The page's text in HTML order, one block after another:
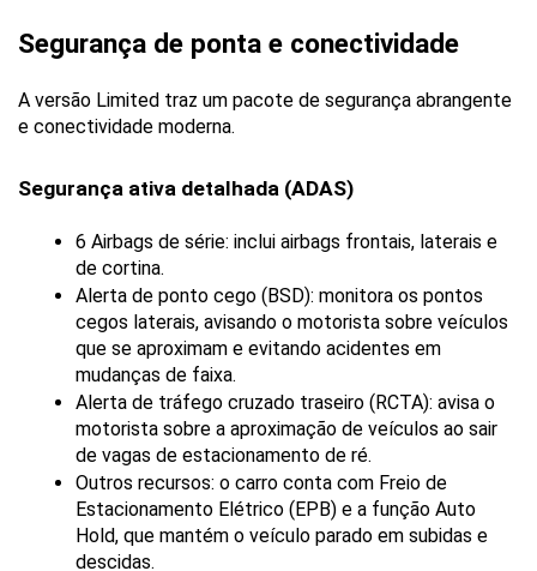
Segurança de ponta e conectividade
A versão Limited traz um pacote de segurança abrangente
e conectividade moderna.
Segurança ativa detalhada (ADAS)
6 Airbags de série: inclui airbags frontais, laterais e
de cortina.
Alerta de ponto cego (BSD): monitora os pontos
cegos laterais, avisando o motorista sobre veículos
que se aproximam e evitando acidentes em
mudanças de faixa.
Alerta de tráfego cruzado traseiro (RCTA): avisa o
motorista sobre a aproximação de veículos ao sair
de vagas de estacionamento de ré.
Outros recursos: o carro conta com Freio de
Estacionamento Elétrico (EPB) e a função Auto
Hold, que mantém o veículo parado em subidas e
descidas.